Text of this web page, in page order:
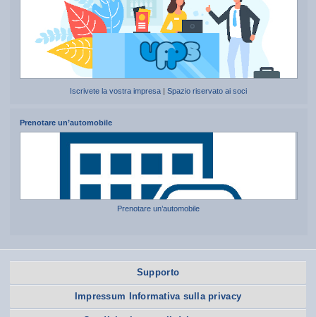
Iscrivete la vostra impresa |Spazio riservato ai soci
Prenotare un’automobile
Prenotare un’automobile
Supporto
Impressum Informativa sulla privacy